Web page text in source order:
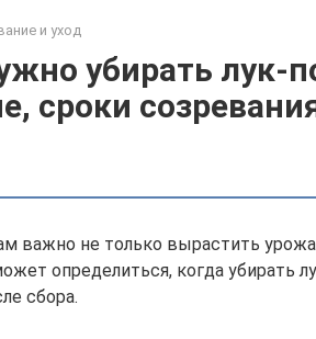
и уход
убирать лук-
сроки
важно не только вырастить
определиться, когда убирать
сбора.